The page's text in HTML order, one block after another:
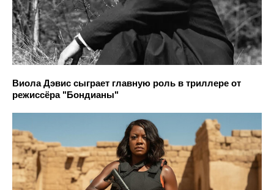
Виола Дэвис сыграет главную роль в триллере от
режиссёра "Бондианы"